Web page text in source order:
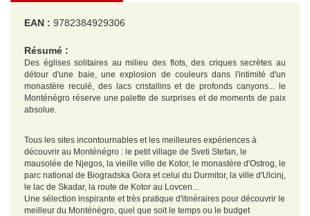
EAN : 9782384929306
Résumé :
Des églises solitaires au milieu des flots, des criques secrètes au
détour d'une baie, une explosion de couleurs dans l'intimité d'un
monastère reculé, des lacs cristallins et de profonds canyons... le
Monténégro réserve une palette de surprises et de moments de paix
absolue.
Tous les sites incontournables et les meilleures expériences à
découvrir au Monténégro : le petit village de Sveti Stefan, le
mausolée de Njegos, la vieille ville de Kotor, le monastère d'Ostrog, le
parc national de Biogradska Gora et celui du Durmitor, la ville d'Ulcinj,
le lac de Skadar, la route de Kotor au Lovcen...
Une sélection inspirante et très pratique d'itinéraires pour découvrir le
meilleur du Monténégro, quel que soit le temps ou le budget